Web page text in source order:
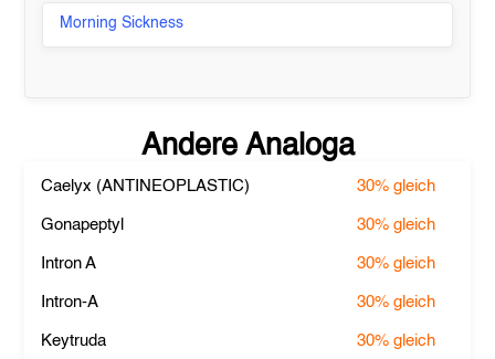
Morning Sickness
Andere Analoga
Caelyx (ANTINEOPLASTIC) 30% gleich
Gonapeptyl 30% gleich
Intron A 30% gleich
Intron-A 30% gleich
Keytruda 30% gleich